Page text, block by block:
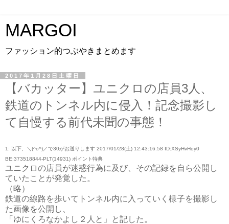
MARGOI
ファッション的つぶやきまとめます
2017年1月28日土曜日
【バカッター】ユニクロの店員3人、
鉄道のトンネル内に侵入！記念撮影し
て自慢する前代未聞の事態！
1: 以下、＼(^o^)／で30がお送りします 2017/01/28(土) 12:43:16.58 ID:XSyHvHoy0
BE:373518844-PLT(14931) ポイント特典
ユニクロの店員が迷惑行為に及び、その記録を自ら公開し
ていたことが発覚した。
（略）
鉄道の線路を歩いてトンネル内に入っていく様子を撮影し
た画像を公開し、
「ゆにくろなかよし２人と」と記した。